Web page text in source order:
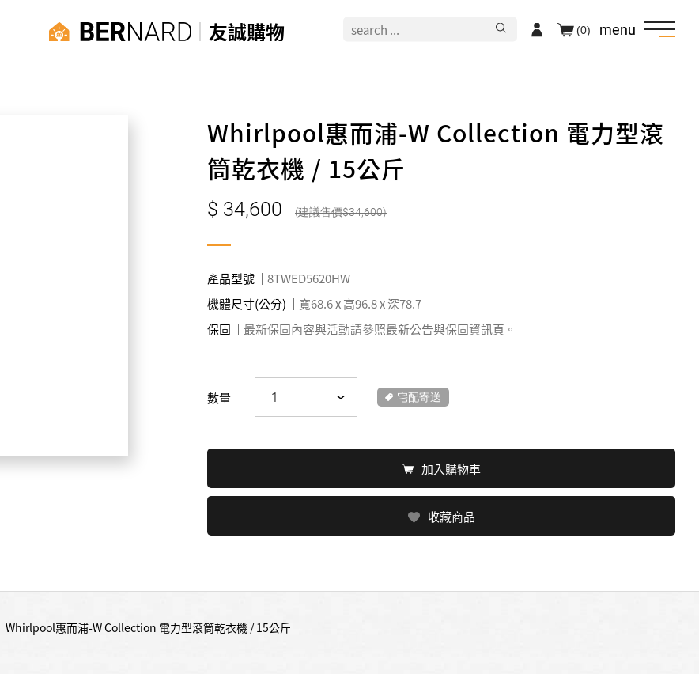
友誠購物 menu
(0)
Whirlpool惠而浦-W Collection 電力型滾
筒乾衣機 / 15公斤
34,600 34,600
產品型號
8TWED5620HW
機體尺寸(公分)
寬68.6 x 高96.8 x 深78.7
保固
最新保固內容與活動請參照最新公告與保固資訊頁。
數量 宅配寄送
加入購物車
收藏商品
Whirlpool惠而浦-W Collection 電力型滾筒乾衣機 / 15公斤